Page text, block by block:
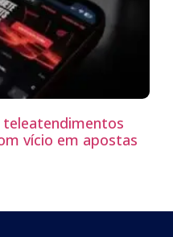
teleatendimentos
vício em apostas